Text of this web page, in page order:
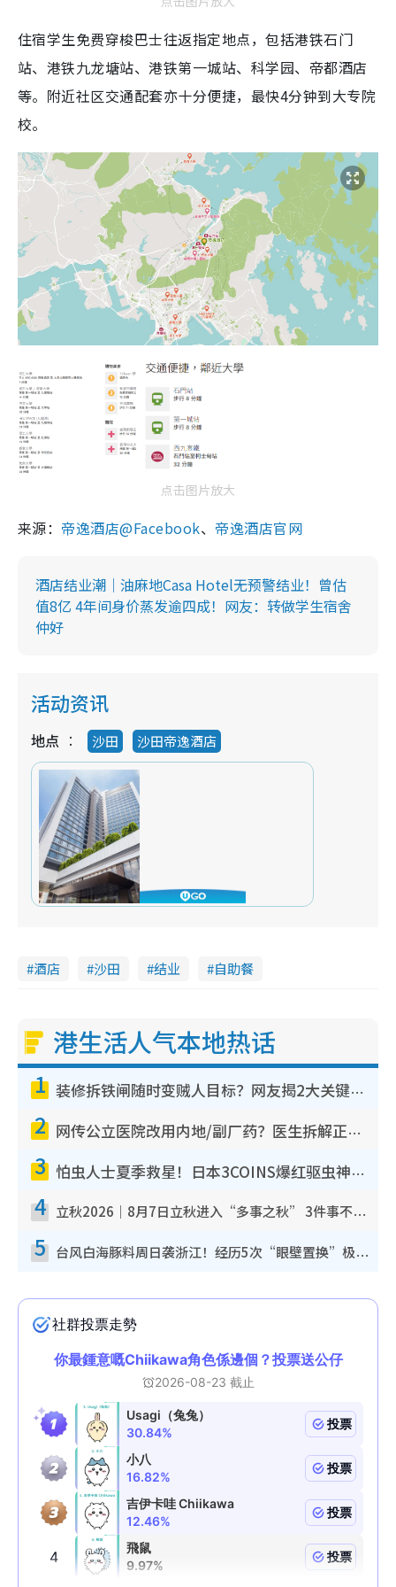
住宿学生免费穿梭巴士往返指定地点，包括港铁石门
站、港铁九龙塘站、港铁第一城站、科学园、帝都酒店
等。附近社区交通配套亦十分便捷，最快4分钟到大专院
校。
点击图片放大
来源： 帝逸酒店@Facebook、 帝逸酒店官网
酒店结业潮｜油麻地Casa Hotel无预警结业！曾估
值8亿 4年间身价蒸发逾四成！网友：转做学生宿舍
仲好
活动资讯
地点 沙田 沙田帝逸酒店
酒店 沙田 结业 自助餐
港生活人气本地热话
1 装修拆铁闸随时变贼人目标？网友揭2大关键用途：装新款等于白装？附新旧铁闸分别
2 网传公立医院改用内地/副厂药？医生拆解正副厂分别，揭4类人换药随时出事
3 怕虫人士夏季救星！日本3COINS爆红驱虫神器$45起 1招“全程免触碰”轻松搞定小强
4 立秋2026｜8月7日立秋进入“多事之秋” 3件事不可做！专家教6招开运 清杂物／钱包纳气接好运
5 台风白海豚料周日袭浙江！经历5次“眼壁置换”极罕见 成登陆内地最长途台风